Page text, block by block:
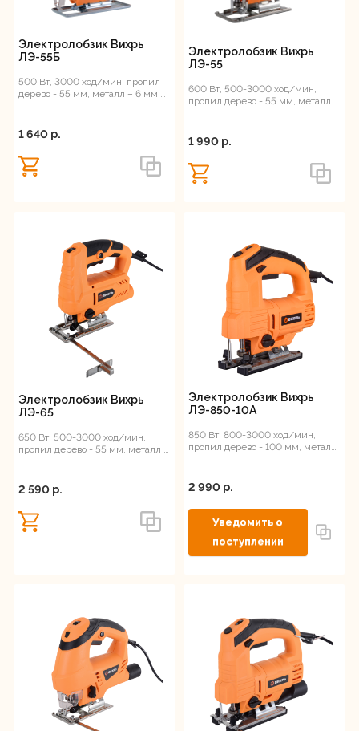
Электролобзик Вихрь
ЛЭ-55Б
500 Вт, 3000 ход/мин, пропил
дерево - 55 мм, металл – 6 мм,
1 640 p.
Электролобзик Вихрь
ЛЭ-55
600 Вт, 500-3000 ход/мин,
пропил дерево - 55 мм, металл –
1 990 p.
Электролобзик Вихрь
ЛЭ-65
650 Вт, 500-3000 ход/мин,
пропил дерево - 55 мм, металл –
2 590 p.
Электролобзик Вихрь
ЛЭ-850-10А
850 Вт, 800-3000 ход/мин,
пропил дерево - 100 мм, металл
2 990 p.
650